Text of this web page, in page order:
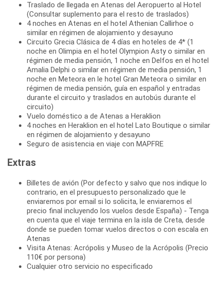
Traslado de llegada en Atenas del Aeropuerto al Hotel
(Consultar suplemento para el resto de traslados)
4 noches en Atenas en el hotel Athenian Callirhoe o
similar en régimen de alojamiento y desayuno
Circuito Grecia Clásica de 4 días en hoteles de 4* (1
noche en Olimpia en el hotel Olympion Asty o similar en
régimen de media pensión, 1 noche en Delfos en el hotel
Amalia Delphi o similar en régimen de media pensión, 1
noche en Meteora en le hotel Gran Meteora o similar en
régimen de media pensión, guía en español y entradas
durante el circuito y traslados en autobús durante el
circuito)
Vuelo doméstico a de Atenas a Heraklion
4 noches en Heraklion en el hotel Lato Boutique o similar
en régimen de alojamiento y desayuno
Seguro de asistencia en viaje con MAPFRE
Extras
Billetes de avión (Por defecto y salvo que nos indique lo
contrario, en el presupuesto personalizado que le
enviaremos por email si lo solicita, le enviaremos el
precio final incluyendo los vuelos desde España) - Tenga
en cuenta que el viaje termina en la isla de Creta, desde
donde se pueden tomar vuelos directos o con escala en
Atenas
Visita Atenas: Acrópolis y Museo de la Acrópolis (Precio
110€ por persona)
Cualquier otro servicio no especificado